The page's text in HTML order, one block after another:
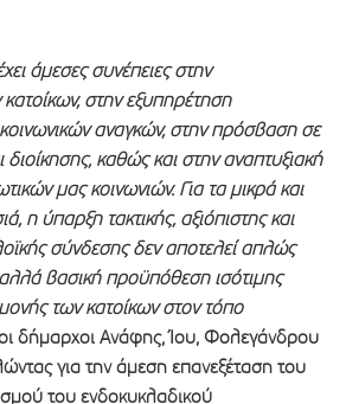
άμεσες συνέπειες στην
στην εξυπηρέτηση
αναγκών, στην πρόσβαση σε
διοίκησης, καθώς και στην αναπτυξιακή
μας κοινωνιών. Για τα μικρά και
η ύπαρξη τακτικής, αξιόπιστης και
σύνδεσης δεν αποτελεί απλώς
βασική προϋπόθεση ισότιμης
των κατοίκων στον τόπο
δήμαρχοι Ανάφης, Ίου, Φολεγάνδρου
για την άμεση επανεξέταση του
του ενδοκυκλαδικού